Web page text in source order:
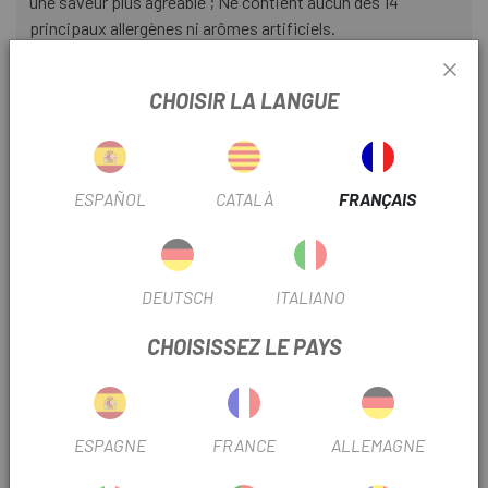
principaux allergènes ni arômes artificiels.
moins de déchets.
Utilisation recommandée:
de consommer jusqu'à 90 g de glucides par heure, selon
l'intensité et la durée de l'exercice.
l'exercice avec de l'eau
. Déconseillé aux enfants ni aux femmes enceintes ou
allaitantes.
CHOISIR LA LANGUE
ESPAÑOL CATALÀ FRANÇAIS
DEUTSCH ITALIANO
CHOISISSEZ LE PAYS
ESPAGNE FRANCE ALLEMAGNE